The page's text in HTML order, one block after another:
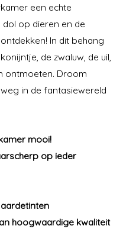
een echte
op dieren en de
In dit behang
de zwaluw, de uil,
ontmoeten. Droom
in de fantasiewereld
mooi!
op ieder
hoogwaardige kwaliteit